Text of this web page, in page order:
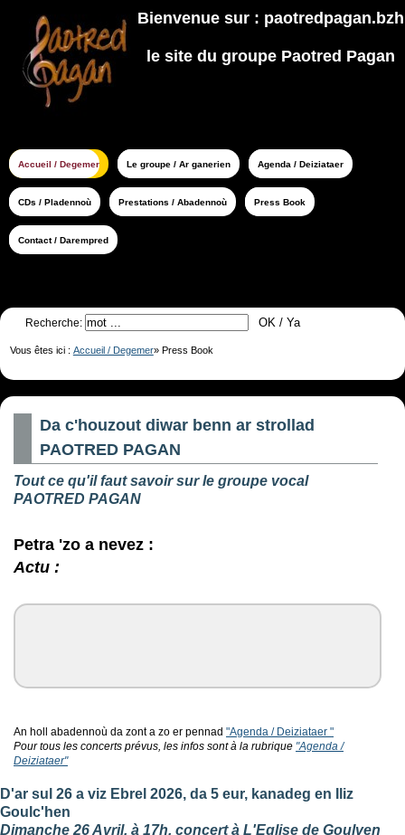
Bienvenue sur : paotredpagan.bzh
le site du groupe Paotred Pagan
Accueil / Degemer Le groupe / Ar ganerien Agenda / Deiziataer
CDs / Pladennoù Prestations / Abadennoù Press Book
Contact / Darempred
Recherche:
Vous êtes ici : Accueil / Degemer» Press Book
Da c'houzout diwar benn ar strollad
PAOTRED PAGAN
Tout ce qu'il faut savoir sur le groupe vocal
PAOTRED PAGAN
Petra 'zo a nevez :
Actu :
An holl abadennoù da zont a zo er pennad "Agenda / Deiziataer "
Pour tous les concerts prévus, les infos sont à la rubrique "Agenda /
Deiziataer"
D'ar sul 26 a viz Ebrel 2026, da 5 eur, kanadeg en Iliz
Goulc'hen
Dimanche 26 Avril, à 17h, concert à L'Eglise de Goulven